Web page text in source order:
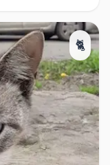
🐈